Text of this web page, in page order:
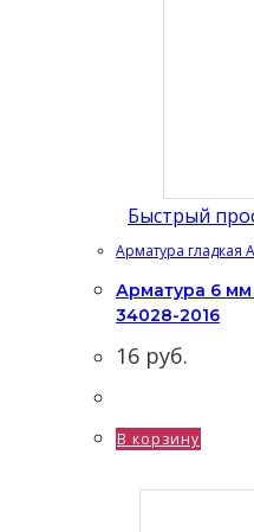
Быстрый
Арматура гладкая
Арматура 6
34028-2016
16 руб.
В корзину